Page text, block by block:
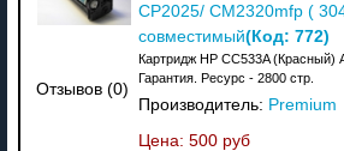
Отзывов (0)
CP2025/ CM2320mfp (
совместимый(Код: 772)
Картридж HP CC533A (Красный)
Гарантия. Ресурс - 2800 стр.
Производитель: Premium
Цена: 500 руб